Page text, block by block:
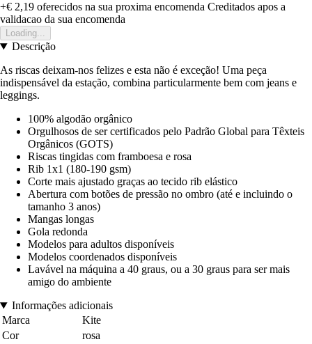
+€ 2,19 oferecidos na sua proxima encomenda Creditados apos a
validacao da sua encomenda
Loading...
Descrição
As riscas deixam-nos felizes e esta não é exceção! Uma peça
indispensável da estação, combina particularmente bem com jeans e
leggings.
100% algodão orgânico
Orgulhosos de ser certificados pelo Padrão Global para Têxteis
Orgânicos (GOTS)
Riscas tingidas com framboesa e rosa
Rib 1x1 (180-190 gsm)
Corte mais ajustado graças ao tecido rib elástico
Abertura com botões de pressão no ombro (até e incluindo o
tamanho 3 anos)
Mangas longas
Gola redonda
Modelos para adultos disponíveis
Modelos coordenados disponíveis
Lavável na máquina a 40 graus, ou a 30 graus para ser mais
amigo do ambiente
Informações adicionais
Marca
Kite
Cor
rosa